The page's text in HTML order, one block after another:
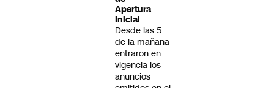
Apertura
Inicial
Desde las 5
de la mañana
entraron en
vigencia los
anuncios